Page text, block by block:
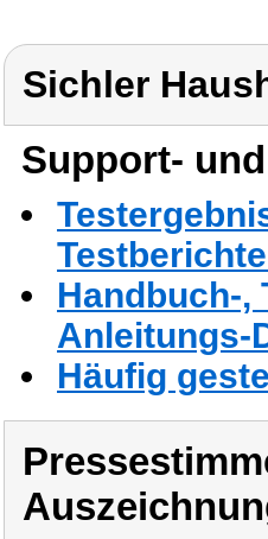
Sichler
Support-
Handbuch-,
Anleitungs-
Häufig